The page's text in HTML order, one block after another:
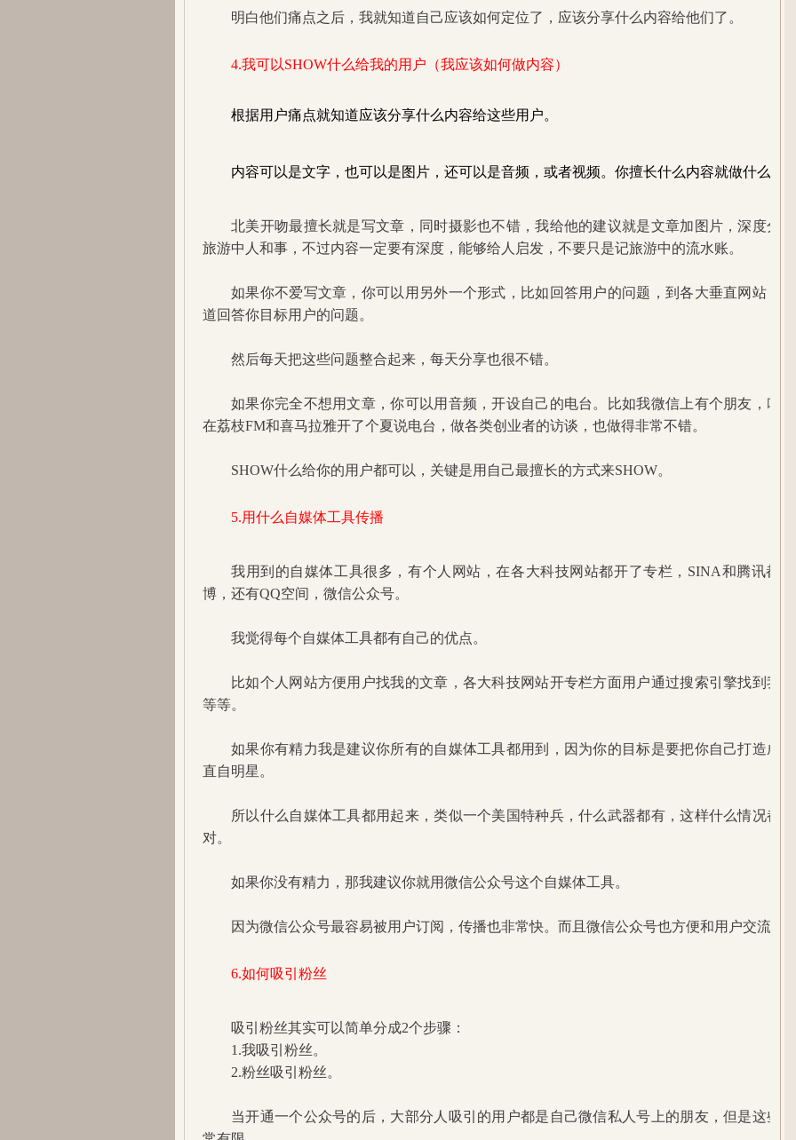
明白他们痛点之后，我就知道自己应该如何定位了，应该分享什么内容给他们了。
4.我可以SHOW什么给我的用户（我应该如何做内容）
根据用户痛点就知道应该分享什么内容给这些用户。
内容可以是文字，也可以是图片，还可以是音频，或者视频。你擅长什么内容就做什么内
北美开吻最擅长就是写文章，同时摄影也不错，我给他的建议就是文章加图片，深度分
旅游中人和事，不过内容一定要有深度，能够给人启发，不要只是记旅游中的流水账。
如果你不爱写文章，你可以用另外一个形式，比如回答用户的问题，到各大垂直网站，
道回答你目标用户的问题。
然后每天把这些问题整合起来，每天分享也很不错。
如果你完全不想用文章，你可以用音频，开设自己的电台。比如我微信上有个朋友，叫
在荔枝FM和喜马拉雅开了个夏说电台，做各类创业者的访谈，也做得非常不错。
SHOW什么给你的用户都可以，关键是用自己最擅长的方式来SHOW。
5.用什么自媒体工具传播
我用到的自媒体工具很多，有个人网站，在各大科技网站都开了专栏，SINA和腾讯都
博，还有QQ空间，微信公众号。
我觉得每个自媒体工具都有自己的优点。
比如个人网站方便用户找我的文章，各大科技网站开专栏方面用户通过搜索引擎找到我
等等。
如果你有精力我是建议你所有的自媒体工具都用到，因为你的目标是要把你自己打造成
直自明星。
所以什么自媒体工具都用起来，类似一个美国特种兵，什么武器都有，这样什么情况都
对。
如果你没有精力，那我建议你就用微信公众号这个自媒体工具。
因为微信公众号最容易被用户订阅，传播也非常快。而且微信公众号也方便和用户交流。
6.如何吸引粉丝
吸引粉丝其实可以简单分成2个步骤：
1.我吸引粉丝。
2.粉丝吸引粉丝。
当开通一个公众号的后，大部分人吸引的用户都是自己微信私人号上的朋友，但是这些